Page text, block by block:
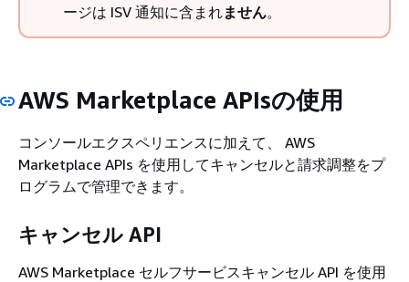
ージは ISV 通知に含まれません。
AWS Marketplace APIsの使用
コンソールエクスペリエンスに加えて、 AWS
Marketplace APIs を使用してキャンセルと請求調整をプ
ログラムで管理できます。
キャンセル API
AWS Marketplace セルフサービスキャンセル API を使用